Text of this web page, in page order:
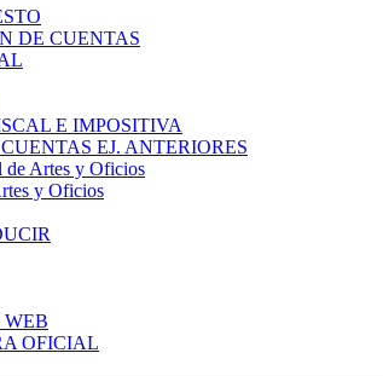
DE CUENTAS
E IMPOSITIVA
EJ. ANTERIORES
de Artes y Oficios
y Oficios
WEB
OFICIAL